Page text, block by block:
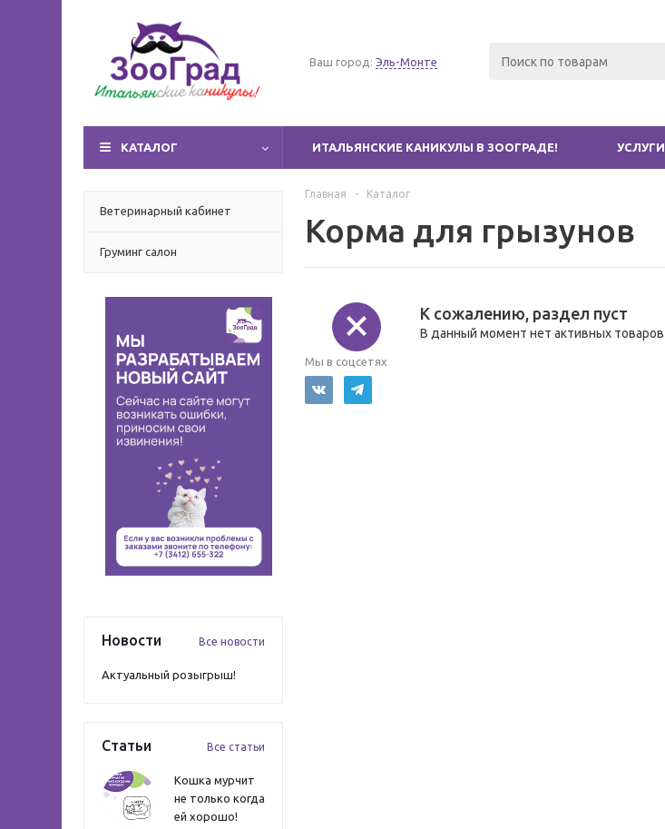
Ваш город: Эль-Монте
КАТАЛОГ ИТАЛЬЯНСКИЕ КАНИКУЛЫ В ЗООГРАДЕ! УСЛУГИ
Ветеринарный кабинет
Груминг салон
Новости Все новости
Актуальный розыгрыш!
Статьи Все статьи
Кошка мурчит
не только когда
ей хорошо!
Главная - Каталог
Корма для грызунов
К сожалению, раздел пуст
В данный момент нет активных товаров
Мы в соцсетях